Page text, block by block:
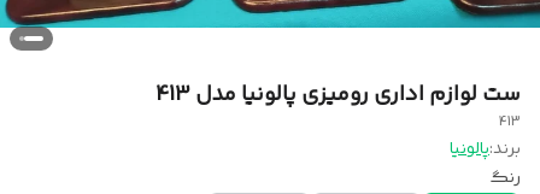
ست لوازم اداری رومیزی پالونیا مدل 413
413
برند:پالونیا
رنگ